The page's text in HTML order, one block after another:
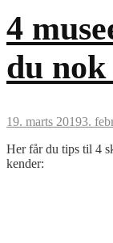
4
du
19. marts 20193.
Her får du tips til 4
kender: